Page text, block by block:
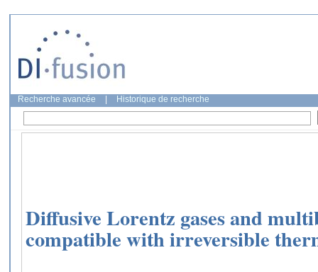
Recherche avancée Historique de recherche
Diffusive Lorentz gases and
compatible with irreversible